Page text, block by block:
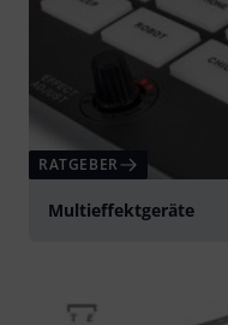
RATGEBER
Multieffektgeräte